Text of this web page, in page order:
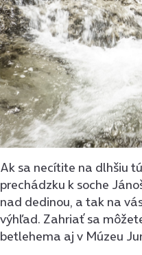
Ak sa necítite na dlhšiu
prechádzku k soche
nad dedinou, a tak na
výhľad. Zahriať sa
betlehema aj v Múzeu